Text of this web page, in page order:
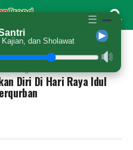
"idul adha"
Diri Di Hari Raya Idul
☰
Kajian, dan Sholawat